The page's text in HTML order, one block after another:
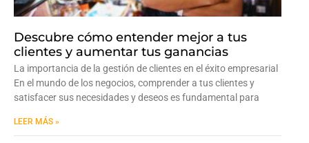
Descubre cómo entender mejor a tus
clientes y aumentar tus ganancias
La importancia de la gestión de clientes en el éxito empresarial
En el mundo de los negocios, comprender a tus clientes y
satisfacer sus necesidades y deseos es fundamental para
LEER MÁS »